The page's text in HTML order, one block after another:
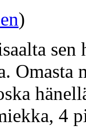
)
Omasta
4